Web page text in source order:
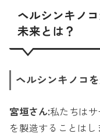
ヘルシンキノ
未来とは？
ヘルシンキノコ
宮垣さん:私たちは
を製造することは